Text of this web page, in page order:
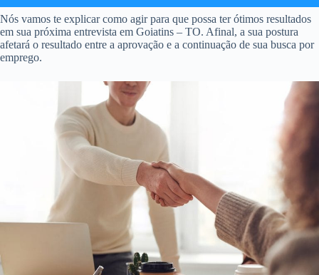
Nós vamos te explicar como agir para que possa ter ótimos resultados
em sua próxima entrevista em Goiatins – TO. Afinal, a sua postura
afetará o resultado entre a aprovação e a continuação de sua busca por
emprego.